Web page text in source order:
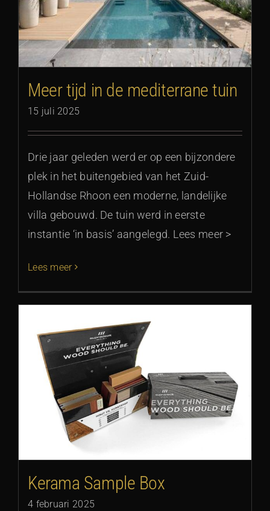
Meer tijd in de mediterrane tuin
15 juli 2025
Drie jaar geleden werd er op een bijzondere
plek in het buitengebied van het Zuid-
Hollandse Rhoon een moderne, landelijke
villa gebouwd. De tuin werd in eerste
instantie ‘in basis’ aangelegd. Lees meer >
Lees meer
Kerama Sample Box
4 februari 2025